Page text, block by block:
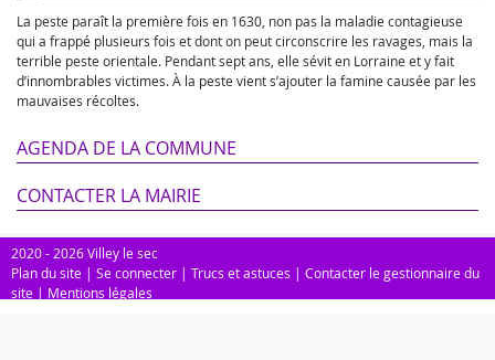
La peste paraît la première fois en 1630, non pas la maladie contagieuse
qui a frappé plusieurs fois et dont on peut circonscrire les ravages, mais la
terrible peste orientale. Pendant sept ans, elle sévit en Lorraine et y fait
d’innombrables victimes. À la peste vient s’ajouter la famine causée par les
mauvaises récoltes.
AGENDA DE LA COMMUNE
CONTACTER LA MAIRIE
2020 - 2026 Villey le sec
Plan du site | Se connecter | Trucs et astuces | Contacter le gestionnaire du
site | Mentions légales